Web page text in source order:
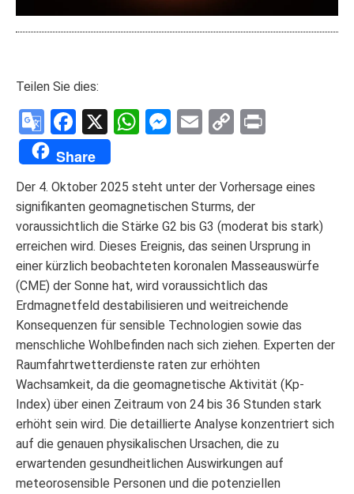
Teilen Sie dies:
Google
Translate
Facebook
X WhatsApp
Messenger
Email
Copy
Share
Der 4. Oktober 2025 steht unter der Vorhersage eines
signifikanten geomagnetischen Sturms, der
voraussichtlich die Stärke G2 bis G3 (moderat bis stark)
erreichen wird. Dieses Ereignis, das seinen Ursprung in
einer kürzlich beobachteten koronalen Masseauswürfe
(CME) der Sonne hat, wird voraussichtlich das
Erdmagnetfeld destabilisieren und weitreichende
Konsequenzen für sensible Technologien sowie das
menschliche Wohlbefinden nach sich ziehen. Experten der
Raumfahrtwetterdienste raten zur erhöhten
Wachsamkeit, da die geomagnetische Aktivität (Kp-
Index) über einen Zeitraum von 24 bis 36 Stunden stark
erhöht sein wird. Die detaillierte Analyse konzentriert sich
auf die genauen physikalischen Ursachen, die zu
erwartenden gesundheitlichen Auswirkungen auf
meteorosensible Personen und die potenziellen